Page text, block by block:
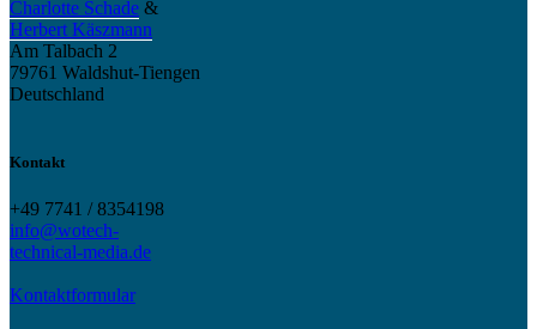
Charlotte Schade &
Herbert Käszmann
Am Talbach 2
79761 Waldshut-Tiengen
Deutschland
Kontakt
+49 7741 / 8354198
info@wotech-
technical-media.de
Kontaktformular